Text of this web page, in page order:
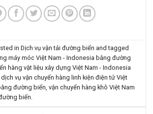
inDịch vụ vận tải đường biển and tagged
máy móc Việt Nam - Indonesia bằng đường
hàng vật liệu xây dựng Việt Nam - Indonesia
dịch vụ vận chuyển hàng linh kiện điện tử Việt
đường biển,vận chuyển hàng khô Việt Nam
biển.